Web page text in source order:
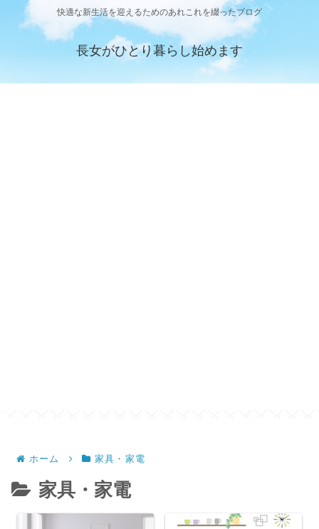
快適な新生活を迎えるためのあれこれを綴ったブログ
長女がひとり暮らし始めます
ホーム 家具・家電
家具・家電